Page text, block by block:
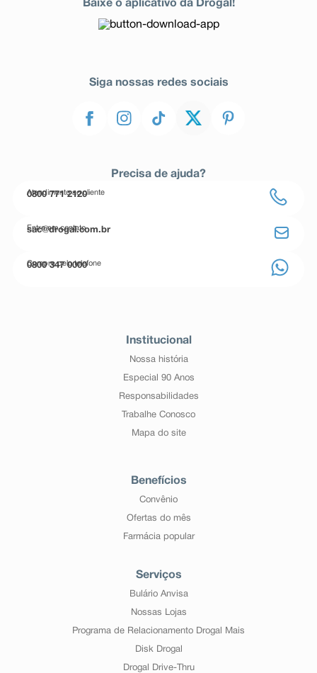
Baixe o aplicativo da Drogal!
Siga nossas redes sociais
Precisa de ajuda?
Atendimento ao cliente
0800 771 2120
Entre em contato
sac@drogal.com.br
Compre pelo telefone
0800 347 0000
Institucional
Nossa história
Especial 90 Anos
Responsabilidades
Trabalhe Conosco
Mapa do site
Benefícios
Convênio
Ofertas do mês
Farmácia popular
Serviços
Bulário Anvisa
Nossas Lojas
Programa de Relacionamento Drogal Mais
Disk Drogal
Drogal Drive-Thru